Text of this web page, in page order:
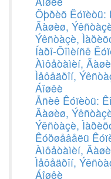
Öþðèõ
Ãàøèø,
Ýêñòàçè,
Íàðî-Ôîìèíñê
Àìôåòàìèí,
Ìåôåäðîí,
Áîøêè
Åñèê Êóïèòü:
Ãàøèø,
Ýêñòàçè,
Êóðøåâåëü
Àìôåòàìèí,
Ìåôåäðîí,
Áîøêè